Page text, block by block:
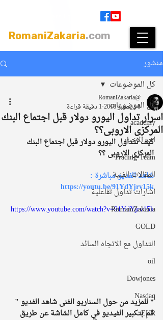
RomaniZakaria.com
منشور
كل الموضوعات
academy
اخر الاخبار
Trading-Team
المقالات الفنية
اشارات تداول تفاعلية
RomaniZakaria
GOLD
التداول مع الاتجاه السائد
oil
Dowjones
Nasdaq
EUR
كل الموضوعات
اسرار تداول اليورو دولار قبل اجتماع البنك
المركزى الاروبى؟؟
@RomaniZakaria
8 ديسمبر 2016
1 دقيقة قراءة
كيف تتداول اليورو دولار قبل اجتماع البنك
المركزى الاروبى ؟؟
شاهد الفديو مباشرة :
https://youtu.be/91YdYjrv15k
https://www.youtube.com/watch?v=91YdYjrv15k
* للمزيد من حول السناريو الفنى شاهد الفديو "
قم بتكبير الفيديو في كامل الشاشة عن طريق